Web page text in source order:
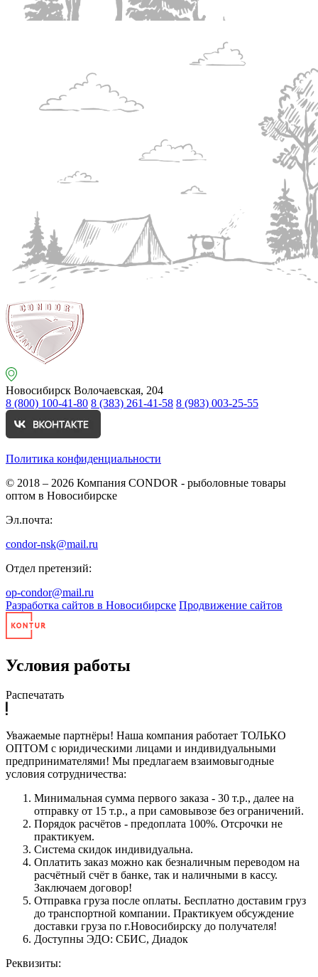
Новосибирск Волочаевская, 204
8 (800) 100-41-80 8 (383) 261-41-58 8 (983) 003-25-55
Политика конфиденциальности
© 2018 – 2026 Компания CONDOR - рыболовные товары
оптом в Новосибирске
Эл.почта:
condor-nsk@mail.ru
Отдел претензий:
op-condor@mail.ru
Разработка сайтов в Новосибирске Продвижение сайтов
Условия работы
Распечатать
Уважаемые партнёры! Наша компания работает ТОЛЬКО
ОПТОМ с юридическими лицами и индивидуальными
предпринимателями! Мы предлагаем взаимовыгодные
условия сотрудничества:
Минимальная сумма первого заказа - 30 т.р., далее на
отправку от 15 т.р., а при самовывозе без ограничений.
Порядок расчётов - предоплата 100%. Отсрочки не
практикуем.
Система скидок индивидуальна.
Оплатить заказ можно как безналичным переводом на
расчётный счёт в банке, так и наличными в кассу.
Заключаем договор!
Отправка груза после оплаты. Бесплатно доставим груз
до транспортной компании. Практикуем обсуждение
доставки груза по г.Новосибирску до получателя!
Доступны ЭДО: СБИС, Диадок
Реквизиты: